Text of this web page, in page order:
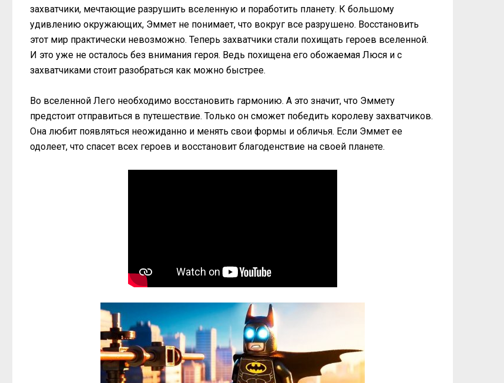
захватчики, мечтающие разрушить вселенную и поработить планету. К большому
удивлению окружающих, Эммет не понимает, что вокруг все разрушено. Восстановить
этот мир практически невозможно. Теперь захватчики стали похищать героев вселенной.
И это уже не осталось без внимания героя. Ведь похищена его обожаемая Люся и с
захватчиками стоит разобраться как можно быстрее.
Во вселенной Лего необходимо восстановить гармонию. А это значит, что Эммету
предстоит отправиться в путешествие. Только он сможет победить королеву захватчиков.
Она любит появляться неожиданно и менять свои формы и обличья. Если Эммет ее
одолеет, что спасет всех героев и восстановит благоденствие на своей планете.